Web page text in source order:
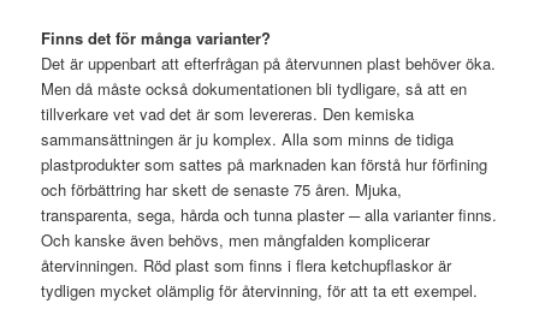
Finns det för många varianter?
Det är uppenbart att efterfrågan på återvunnen plast behöver öka.
Men då måste också dokumentationen bli tydligare, så att en
tillverkare vet vad det är som levereras. Den kemiska
sammansättningen är ju komplex. Alla som minns de tidiga
plastprodukter som sattes på marknaden kan förstå hur förfining
och förbättring har skett de senaste 75 åren. Mjuka,
transparenta, sega, hårda och tunna plaster ─ alla varianter finns.
Och kanske även behövs, men mångfalden komplicerar
återvinningen. Röd plast som finns i flera ketchupflaskor är
tydligen mycket olämplig för återvinning, för att ta ett exempel.